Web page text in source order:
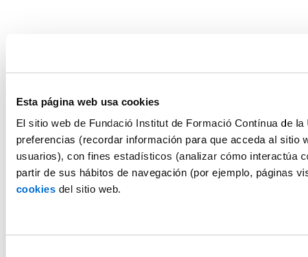
Esta página web usa cookies
El sitio web de Fundació Institut de Formació Contínua de
preferencias (recordar información para que acceda al
usuarios), con fines estadísticos (analizar cómo interactúa
partir de sus hábitos de navegación (por ejemplo, páginas
cookiesdel sitio web.